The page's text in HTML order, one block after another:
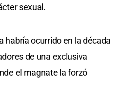
sexual.
habría ocurrido en la década
de una exclusiva
el magnate la forzó